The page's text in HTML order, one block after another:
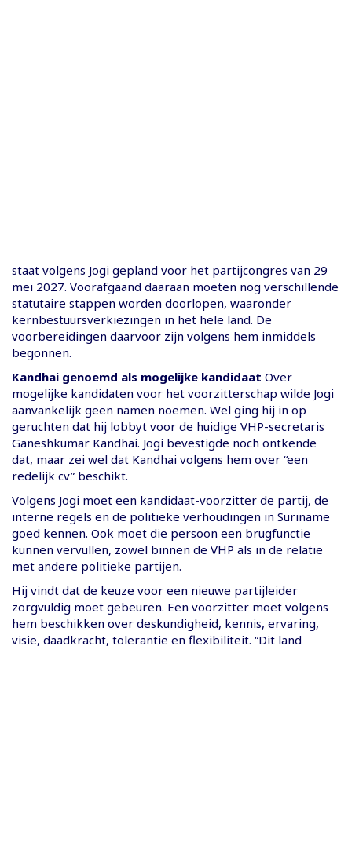
staat volgens Jogi gepland voor het partijcongres van 29
mei 2027. Voorafgaand daaraan moeten nog verschillende
statutaire stappen worden doorlopen, waaronder
kernbestuursverkiezingen in het hele land. De
voorbereidingen daarvoor zijn volgens hem inmiddels
begonnen.
Kandhai genoemd als mogelijke kandidaat Over
mogelijke kandidaten voor het voorzitterschap wilde Jogi
aanvankelijk geen namen noemen. Wel ging hij in op
geruchten dat hij lobbyt voor de huidige VHP-secretaris
Ganeshkumar Kandhai. Jogi bevestigde noch ontkende
dat, maar zei wel dat Kandhai volgens hem over “een
redelijk cv” beschikt.
Volgens Jogi moet een kandidaat-voorzitter de partij, de
interne regels en de politieke verhoudingen in Suriname
goed kennen. Ook moet die persoon een brugfunctie
kunnen vervullen, zowel binnen de VHP als in de relatie
met andere politieke partijen.
Hij vindt dat de keuze voor een nieuwe partijleider
zorgvuldig moet gebeuren. Een voorzitter moet volgens
hem beschikken over deskundigheid, kennis, ervaring,
visie, daadkracht, tolerantie en flexibiliteit. “Dit land